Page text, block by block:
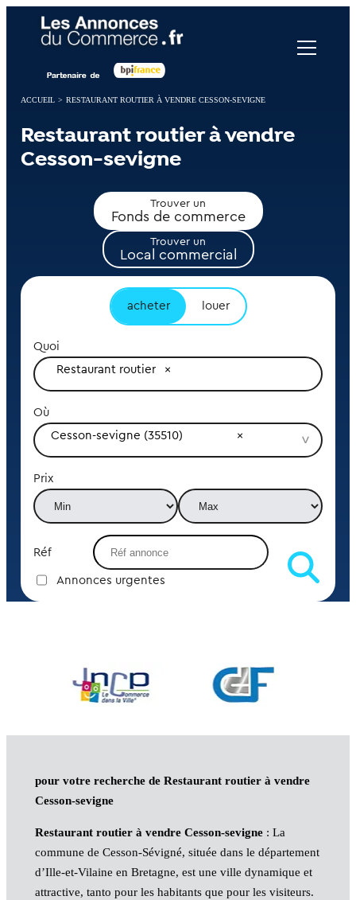
ACCUEIL > RESTAURANT ROUTIER À VENDRE CESSON-SEVIGNE
Restaurant routier à vendre
Cesson-sevigne
Trouver un
Fonds de commerce
Trouver un
Local commercial
acheter louer
Quoi
Restaurant routier
Où
Cesson-sevigne (35510)
Prix
Réf
Annonces urgentes
pour votre recherche de Restaurant routier à vendre
Cesson-sevigne
Restaurant routier à vendre Cesson-sevigne: La
commune de Cesson-Sévigné, située dans le département
d’Ille-et-Vilaine en Bretagne, est une ville dynamique et
attractive, tanto pour les habitants que pour les visiteurs.
Panneau de gestion des cookies